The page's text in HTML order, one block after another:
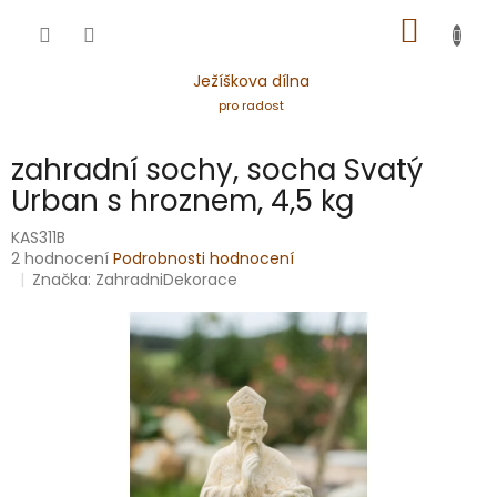
Ježíškova dílna
pro radost
KOŠÍK
zahradní sochy, socha Svatý
Urban s hroznem, 4,5 kg
KAS311B
Průměrné
hodnocení
2 hodnocení Podrobnosti hodnocení
Značka: ZahradniDekorace